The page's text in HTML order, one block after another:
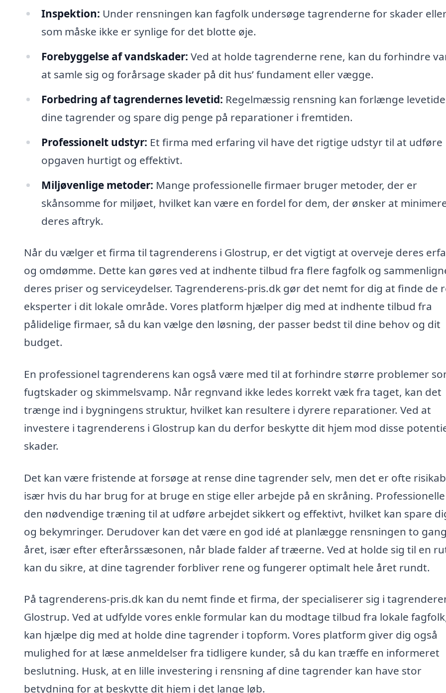
Inspektion: Under rensningen kan fagfolk undersøge tagrenderne for skader
som måske ikke er synlige for det blotte øje.
Forebyggelse af vandskader: Ved at holde tagrenderne rene, kan du forhindre
at samle sig og forårsage skader på dit hus’ fundament eller vægge.
Forbedring af tagrendernes levetid: Regelmæssig rensning kan forlænge
dine tagrender og spare dig penge på reparationer i fremtiden.
Professionelt udstyr: Et firma med erfaring vil have det rigtige udstyr til at udføre
opgaven hurtigt og effektivt.
Miljøvenlige metoder: Mange professionelle firmaer bruger metoder, der er
skånsomme for miljøet, hvilket kan være en fordel for dem, der ønsker at
deres aftryk.
Når du vælger et firma til tagrenderens i Glostrup, er det vigtigt at overveje deres
og omdømme. Dette kan gøres ved at indhente tilbud fra flere fagfolk og
deres priser og serviceydelser. Tagrenderens-pris.dk gør det nemt for dig at finde de
eksperter i dit lokale område. Vores platform hjælper dig med at indhente tilbud fra
pålidelige firmaer, så du kan vælge den løsning, der passer bedst til dine behov og dit
budget.
En professionel tagrenderens kan også være med til at forhindre større problemer
fugtskader og skimmelsvamp. Når regnvand ikke ledes korrekt væk fra taget, kan det
trænge ind i bygningens struktur, hvilket kan resultere i dyrere reparationer. Ved at
investere i tagrenderens i Glostrup kan du derfor beskytte dit hjem mod disse
skader.
Det kan være fristende at forsøge at rense dine tagrender selv, men det er ofte
især hvis du har brug for at bruge en stige eller arbejde på en skråning.
den nødvendige træning til at udføre arbejdet sikkert og effektivt, hvilket kan spare
og bekymringer. Derudover kan det være en god idé at planlægge rensningen to
året, især efter efterårssæsonen, når blade falder af træerne. Ved at holde sig til en
kan du sikre, at dine tagrender forbliver rene og fungerer optimalt hele året rundt.
På tagrenderens-pris.dk kan du nemt finde et firma, der specialiserer sig i
Glostrup. Ved at udfylde vores enkle formular kan du modtage tilbud fra lokale
kan hjælpe dig med at holde dine tagrender i topform. Vores platform giver dig også
mulighed for at læse anmeldelser fra tidligere kunder, så du kan træffe en informeret
beslutning. Husk, at en lille investering i rensning af dine tagrender kan have stor
betydning for at beskytte dit hjem i det lange løb.